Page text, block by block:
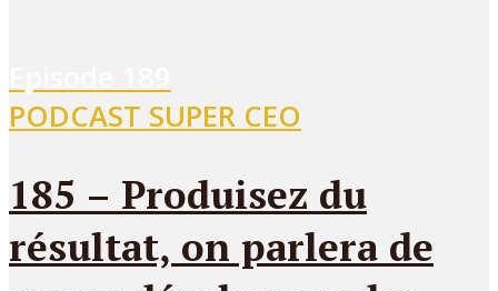
PODCAST SUPER CEO
185 – Produisez du
résultat, on parlera de